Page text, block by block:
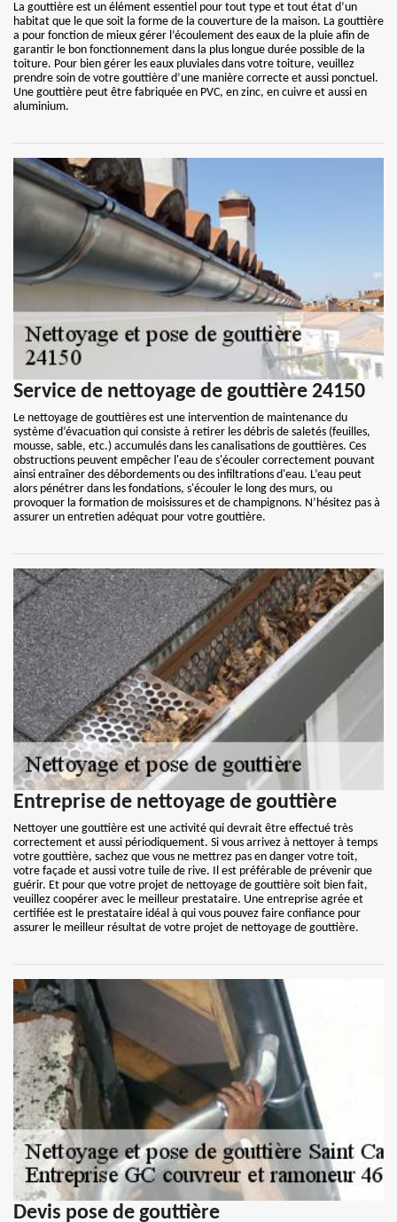
La gouttière est un élément essentiel pour tout type et tout état d’un
habitat que le que soit la forme de la couverture de la maison. La gouttière
a pour fonction de mieux gérer l’écoulement des eaux de la pluie afin de
garantir le bon fonctionnement dans la plus longue durée possible de la
toiture. Pour bien gérer les eaux pluviales dans votre toiture, veuillez
prendre soin de votre gouttière d’une manière correcte et aussi ponctuel.
Une gouttière peut être fabriquée en PVC, en zinc, en cuivre et aussi en
aluminium.
Service de nettoyage de gouttière 24150
Le nettoyage de gouttières est une intervention de maintenance du
système d’évacuation qui consiste à retirer les débris de saletés (feuilles,
mousse, sable, etc.) accumulés dans les canalisations de gouttières. Ces
obstructions peuvent empêcher l'eau de s'écouler correctement pouvant
ainsi entraîner des débordements ou des infiltrations d'eau. L’eau peut
alors pénétrer dans les fondations, s'écouler le long des murs, ou
provoquer la formation de moisissures et de champignons. N’hésitez pas à
assurer un entretien adéquat pour votre gouttière.
Entreprise de nettoyage de gouttière
Nettoyer une gouttière est une activité qui devrait être effectué très
correctement et aussi périodiquement. Si vous arrivez à nettoyer à temps
votre gouttière, sachez que vous ne mettrez pas en danger votre toit,
votre façade et aussi votre tuile de rive. Il est préférable de prévenir que
guérir. Et pour que votre projet de nettoyage de gouttière soit bien fait,
veuillez coopérer avec le meilleur prestataire. Une entreprise agrée et
certifiée est le prestataire idéal à qui vous pouvez faire confiance pour
assurer le meilleur résultat de votre projet de nettoyage de gouttière.
Devis pose de gouttière